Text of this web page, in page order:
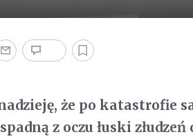
że po katastrofie
z oczu łuski